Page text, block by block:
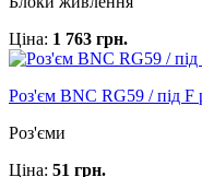
Ціна: 1 763 грн.
Роз'єм BNC RG59 / під F
Роз'єми
Ціна: 51 грн.